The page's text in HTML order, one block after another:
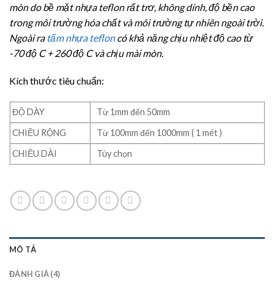
mòn do bề mặt nhựa teflon rất trơ, không dính, độ bền cao
trong môi trường hóa chất và môi trường tự nhiên ngoài trời.
Ngoài ra tấm nhựa tefloncó khả năng chịu nhiệt độ cao từ
-70 độ C + 260 độ C và chịu mài mòn.
Kích thước tiêu chuẩn:
ĐỘ DÀY
Từ 1mm đến 50mm
CHIỀU RỘNG
Từ 100mm đến 1000mm ( 1 mét )
CHIỀU DÀI
Tùy chọn
MÔ TẢ
ĐÁNH GIÁ (4)